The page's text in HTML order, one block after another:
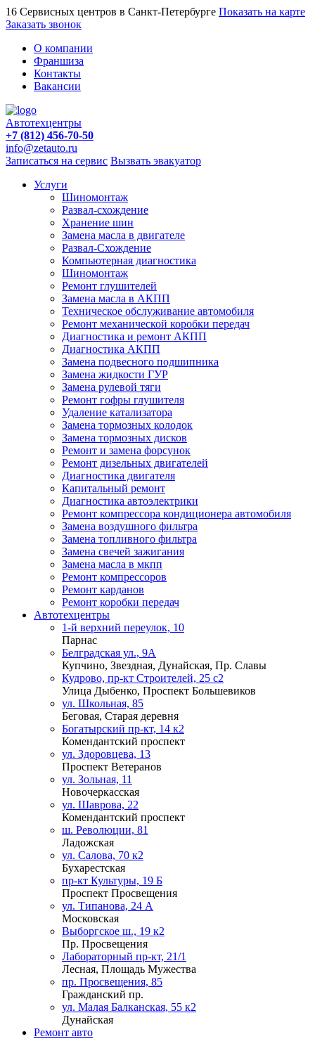
16 Сервисных центров в Санкт-Петербурге Показать на карте
Заказать звонок
О компании
Франшиза
Контакты
Вакансии
Автотехцентры
+7 (812) 456-70-50
info@zetauto.ru
Записаться на сервис Вызвать эвакуатор
Услуги
Шиномонтаж
Развал-схождение
Хранение шин
Замена масла в двигателе
Развал-Схождение
Компьютерная диагностика
Шиномонтаж
Ремонт глушителей
Замена масла в АКПП
Техническое обслуживание автомобиля
Ремонт механической коробки передач
Диагностика и ремонт АКПП
Диагностика АКПП
Замена подвесного подшипника
Замена жидкости ГУР
Замена рулевой тяги
Ремонт гофры глушителя
Удаление катализатора
Замена тормозных колодок
Замена тормозных дисков
Ремонт и замена форсунок
Ремонт дизельных двигателей
Диагностика двигателя
Капитальный ремонт
Диагностика автоэлектрики
Ремонт компрессора кондиционера автомобиля
Замена воздушного фильтра
Замена топливного фильтра
Замена свечей зажигания
Замена масла в мкпп
Ремонт компрессоров
Ремонт карданов
Ремонт коробки передач
Автотехцентры
1-й верхний переулок, 10
Парнас
Белградская ул., 9А
Купчино, Звездная, Дунайская, Пр. Славы
Кудрово, пр-кт Строителей, 25 с2
Улица Дыбенко, Проспект Большевиков
ул. Школьная, 85
Беговая, Старая деревня
Богатырский пр-кт, 14 к2
Комендантский проспект
ул. Здоровцева, 13
Проспект Ветеранов
ул. Зольная, 11
Новочеркасская
ул. Шаврова, 22
Комендантский проспект
ш. Революции, 81
Ладожская
ул. Салова, 70 к2
Бухарестская
пр-кт Культуры, 19 Б
Проспект Просвещения
ул. Типанова, 24 А
Московская
Выборгское ш., 19 к2
Пр. Просвещения
Лабораторный пр-кт, 21/1
Лесная, Площадь Мужества
пр. Просвещения, 85
Гражданский пр.
ул. Малая Балканская, 55 к2
Дунайская
Ремонт авто